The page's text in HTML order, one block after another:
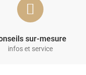
sur-mesure
infos et service